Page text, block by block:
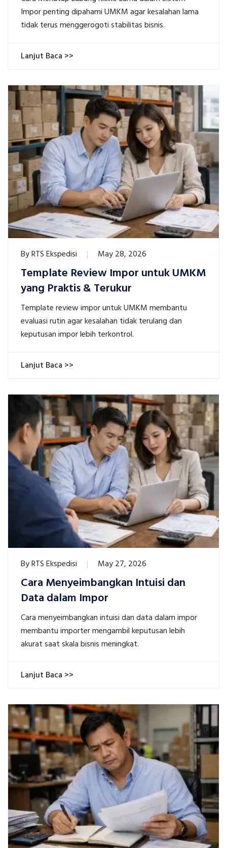
Impor penting dipahami UMKM agar kesalahan lama
tidak terus menggerogoti stabilitas bisnis.
Lanjut Baca >>
ByRTS Ekspedisi May 28, 2026
Template Review Impor untuk UMKM
yang Praktis & Terukur
Template review impor untuk UMKM membantu
evaluasi rutin agar kesalahan tidak terulang dan
keputusan impor lebih terkontrol.
Lanjut Baca >>
ByRTS Ekspedisi May 27, 2026
Cara Menyeimbangkan Intuisi dan
Data dalam Impor
Cara menyeimbangkan intuisi dan data dalam impor
membantu importer mengambil keputusan lebih
akurat saat skala bisnis meningkat.
Lanjut Baca >>